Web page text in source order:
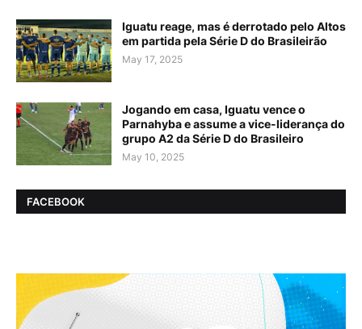
Iguatu reage, mas é derrotado pelo Altos
em partida pela Série D do Brasileirão
May 17, 2025
Jogando em casa, Iguatu vence o
Parnahyba e assume a vice-liderança do
grupo A2 da Série D do Brasileiro
May 10, 2025
FACEBOOK